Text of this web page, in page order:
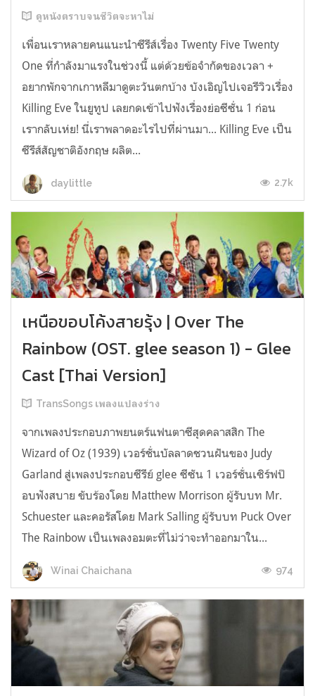
ดูหนังตราบจนชีวิตจะหาไม่
เพื่อนเราหลายคนแนะนำซีรีส์เรื่อง Twenty Five Twenty
One ที่กำลังมาแรงในช่วงนี้ แต่ด้วยข้อจำกัดของเวลา +
อยากพักจากเกาหลีมาดูตะวันตกบ้าง บังเอิญไปเจอรีวิวเรื่อง
Killing Eve ในยูทูป เลยกดเข้าไปฟังเรื่องย่อซีซั่น 1 ก่อน
เรากลับเห่ย! นี่เราพลาดอะไรไปที่ผ่านมา... Killing Eve เป็น
ซีรีส์สัญชาติอังกฤษ ผลิต...
daylittle 2.7k
เหนือขอบโค้งสายรุ้ง | Over The
Rainbow (OST. glee season 1) - Glee
Cast [Thai Version]
TransSongs เพลงแปลงร่าง
จากเพลงประกอบภาพยนตร์แฟนตาซีสุดคลาสสิก The
Wizard of Oz (1939) เวอร์ชั่นบัลลาดชวนฝันของ Judy
Garland สู่เพลงประกอบซีรีย์ glee ซีซัน 1 เวอร์ชั่นเซิร์ฟป๊
อบฟังสบาย ขับร้องโดย Matthew Morrison ผู้รับบท Mr.
Schuester และคอรัสโดย Mark Salling ผู้รับบท Puck Over
The Rainbow เป็นเพลงอมตะที่ไม่ว่าจะทำออกมาใน...
Winai Chaichana 974